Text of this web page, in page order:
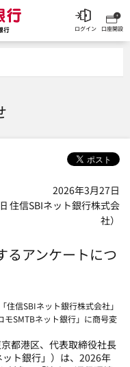
ドコモの銀行 ドコモ
口座開設
ログイン
2026年3月27日
住信SBIネット銀行株式会
社）
るアンケートにつ
信SBIネット銀行株式会社」
SMTBネット銀行」に商号変
都港区、代表取締役社長
ット銀行」）は、 2026年